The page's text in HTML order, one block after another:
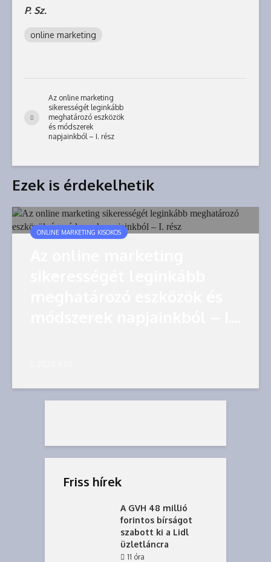
P. Sz.
online marketing
Az online marketing
sikerességét leginkább
meghatározó eszközök
és módszerek
napjainkból – I. rész
Ezek is érdekelhetik
ONLINE MARKETING KISOKOS
Friss hírek
A GVH 48 millió
forintos bírságot
szabott ki a Lidl
üzletláncra
11 óra